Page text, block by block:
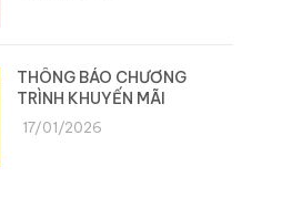
THÔNG BÁO CHƯƠNG
TRÌNH KHUYẾN MÃI
17/01/2026